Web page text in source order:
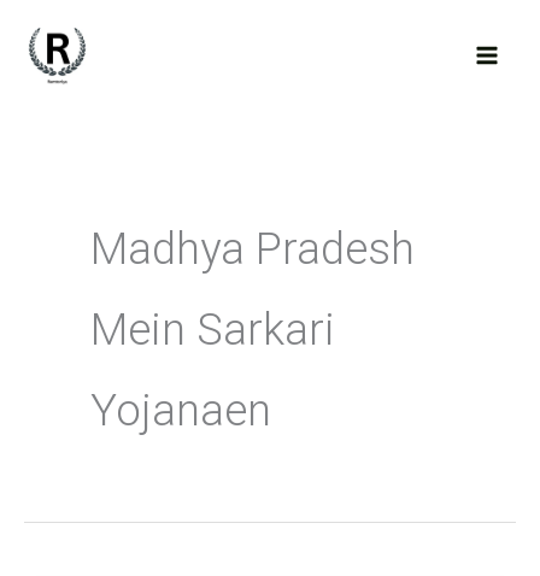
Madhya Pradesh
Mein Sarkari
Yojanaen